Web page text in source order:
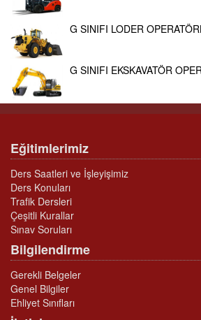
G SINIFI LODER
G SINIFI EKSKAVATÖR
Eğitimlerimiz
Ders Saatleri ve İşleyişimiz
Ders Konuları
Trafik Dersleri
Çeşitli Kurallar
Sınav Soruları
Bilgilendirme
Gerekli Belgeler
Genel Bilgiler
Ehliyet Sınıfları